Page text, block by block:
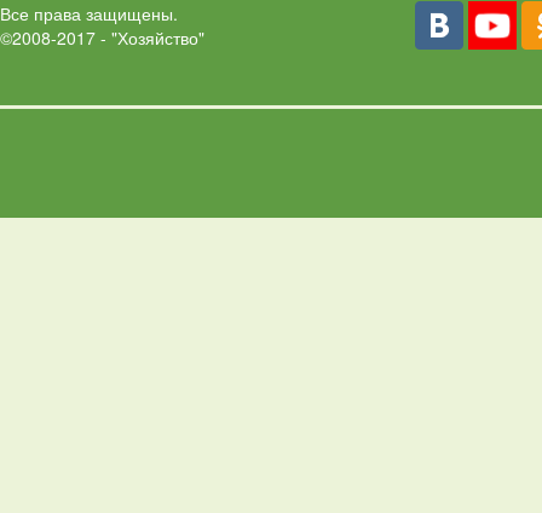
Все права защищены.
©2008-2017 - "Хозяйство"